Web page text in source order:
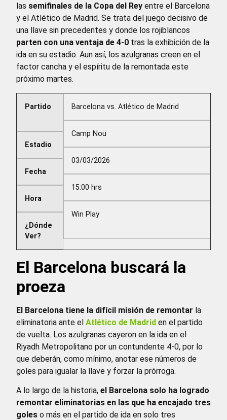
las semifinales de la Copa del Rey entre el Barcelona
y el Atlético de Madrid. Se trata del juego decisivo de
una llave sin precedentes y donde los rojiblancos
parten con una ventaja de 4-0 tras la exhibición de la
ida en su estadio. Aun así, los azulgranas creen en el
factor cancha y el espíritu de la remontada este
próximo martes.
Partido
Estadio
Fecha
Hora
¿Dónde
Ver?
Barcelona vs. Atlético de Madrid
Camp Nou
03/03/2026
15:00 hrs
Win Play
El Barcelona buscará la
proeza
El Barcelona tiene la difícil misión de remontar la
eliminatoria ante el Atlético de Madrid en el partido
de vuelta. Los azulgranas cayeron en la ida en el
Riyadh Metropolitano por un contundente 4-0, por lo
que deberán, como mínimo, anotar ese números de
goles para igualar la llave y forzar la prórroga.
A lo largo de la historia, el Barcelona solo ha logrado
remontar eliminatorias en las que ha encajado tres
goles o más en el partido de ida en solo tres